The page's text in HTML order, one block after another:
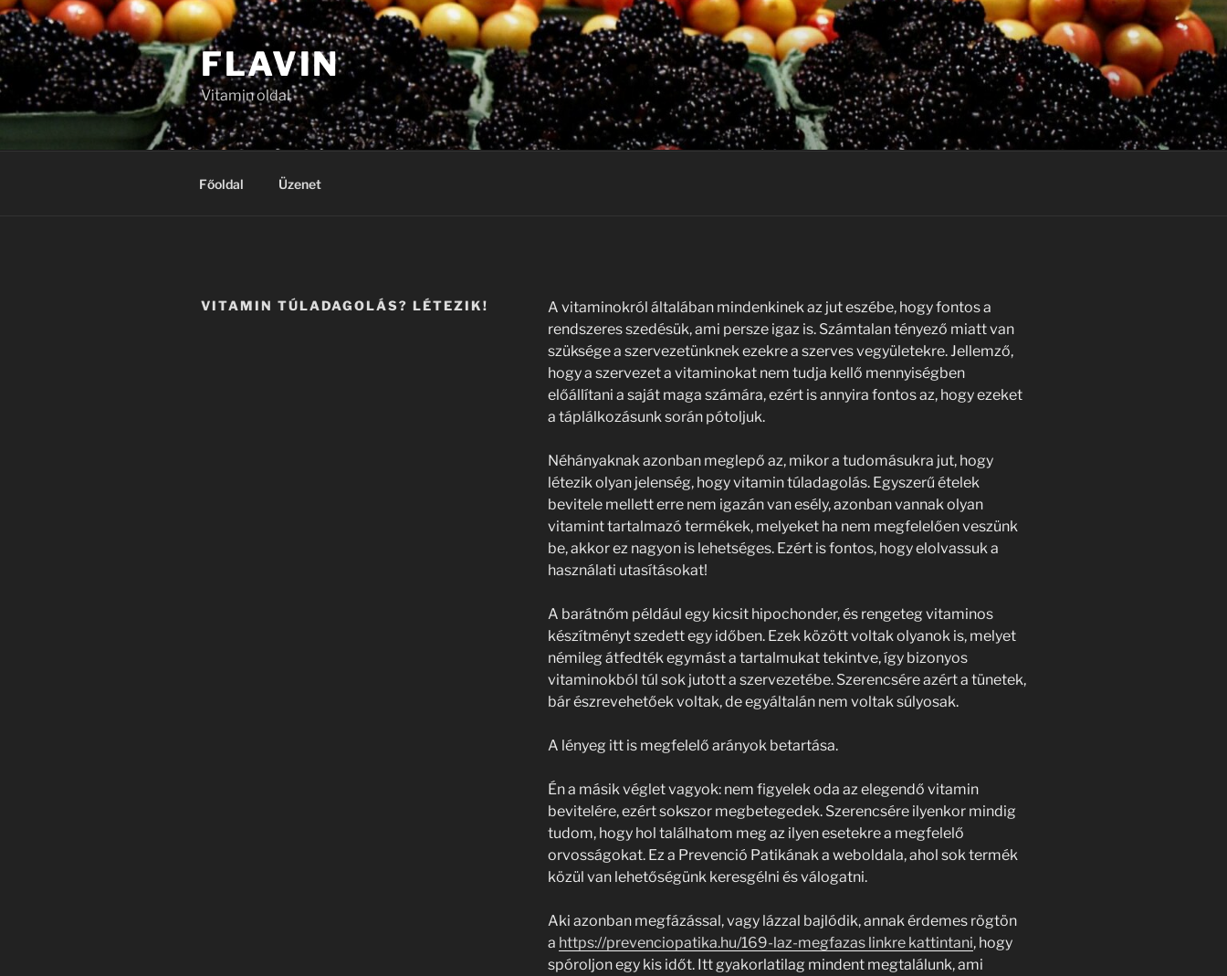
Tartalomhoz
FLAVIN
Vitamin oldal
Főoldal Üzenet
VITAMIN TÚLADAGOLÁS? LÉTEZIK!
A vitaminokról általában mindenkinek az jut eszébe, hogy fontos a
rendszeres szedésük, ami persze igaz is. Számtalan tényező miatt van
szüksége a szervezetünknek ezekre a szerves vegyületekre. Jellemző,
hogy a szervezet a vitaminokat nem tudja kellő mennyiségben
előállítani a saját maga számára, ezért is annyira fontos az, hogy ezeket
a táplálkozásunk során pótoljuk.
Néhányaknak azonban meglepő az, mikor a tudomásukra jut, hogy
létezik olyan jelenség, hogy vitamin túladagolás. Egyszerű ételek
bevitele mellett erre nem igazán van esély, azonban vannak olyan
vitamint tartalmazó termékek, melyeket ha nem megfelelően veszünk
be, akkor ez nagyon is lehetséges. Ezért is fontos, hogy elolvassuk a
használati utasításokat!
A barátnőm például egy kicsit hipochonder, és rengeteg vitaminos
készítményt szedett egy időben. Ezek között voltak olyanok is, melyet
némileg átfedték egymást a tartalmukat tekintve, így bizonyos
vitaminokból túl sok jutott a szervezetébe. Szerencsére azért a tünetek,
bár észrevehetőek voltak, de egyáltalán nem voltak súlyosak.
A lényeg itt is megfelelő arányok betartása.
Én a másik véglet vagyok: nem figyelek oda az elegendő vitamin
bevitelére, ezért sokszor megbetegedek. Szerencsére ilyenkor mindig
tudom, hogy hol találhatom meg az ilyen esetekre a megfelelő
orvosságokat. Ez a Prevenció Patikának a weboldala, ahol sok termék
közül van lehetőségünk keresgélni és válogatni.
Aki azonban megfázással, vagy lázzal bajlódik, annak érdemes rögtön
a https://prevenciopatika.hu/169-laz-megfazas linkre kattintani, hogy
spóroljon egy kis időt. Itt gyakorlatilag mindent megtalálunk, ami